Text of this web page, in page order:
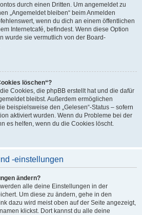
durch einen Dritten. Um angemeldet zu
„Angemeldet bleiben“ beim Anmelden
wenn du dich an einem öffentlichen
Internetcafé, befindest. Wenn diese Option
wurde sie vermutlich von der Board-
löschen“?
Cookies, die phpBB erstellt hat und die dafür
bleibst. Außerdem ermöglichen
beispielsweise den „Gelesen“-Status – sofern
aktiviert wurden. Wenn du Probleme bei der
es helfen, wenn du die Cookies löscht.
-einstellungen
ändern?
alle deine Einstellungen in der
Um diese zu ändern, gehe in den
dazu wird meist oben auf der Seite angezeigt,
klickst. Dort kannst du alle deine